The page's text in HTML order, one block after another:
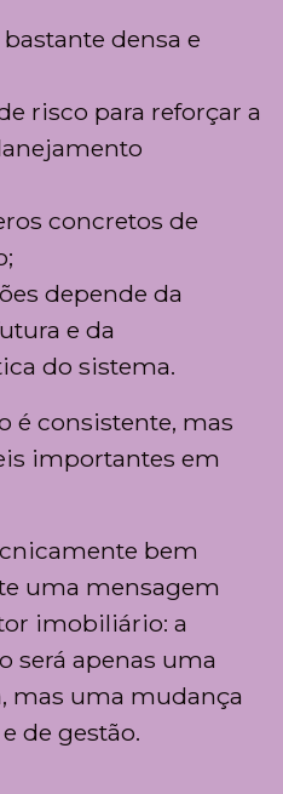
densa e
risco para reforçar a
concretos de
depende da
e da
do sistema.
é consistente, mas
importantes em
bem
uma mensagem
imobiliário: a
será apenas uma
mas uma mudança
de gestão.